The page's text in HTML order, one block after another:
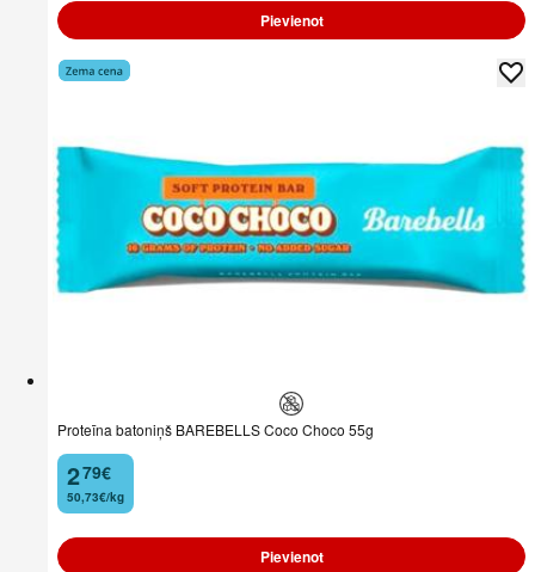
Pievienot
Proteīna batoniņš BAREBELLS Coco Choco 55g
2
. 79€
50,73€/kg
Pievienot